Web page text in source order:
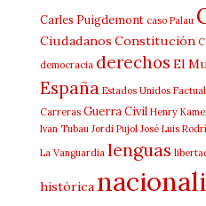
Carles Puigdemont caso Palau
Ciudadanos Constitución
democracia derechos El
España Estados Unidos Factual
Carreras Guerra Civil Henry
Ivan Tubau Jordi Pujol José Luis
La Vanguardia lenguas
histórica